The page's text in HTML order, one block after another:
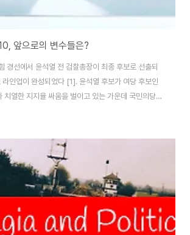
앞으로의 변수들은?
경선에서 윤석열 전 검찰총장이 최종 후보로 선출되
인업이 완성되었다 [1]. 윤석열 후보가 여당 후보인
치열한 지지율 싸움을 벌이고 있는 가운데 국민의당
정 의원, 김동연 전 경제부총리 등 제3지대 후보들도
뜻 봐서는 굉장히 짧은 시간처럼 느껴지지만 다양한
선거에 있어서는 4개월이라는 시간은 굉장히 긴 시
동안 후보들 간의 뜨거운 정치적 공방이 예상되는 가
할 주요 변수들로는 어떤 것들이 있을까? 치열했던